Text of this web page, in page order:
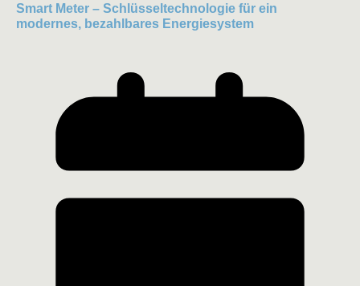
Smart Meter – Schlüsseltechnologie für ein
modernes, bezahlbares Energiesystem